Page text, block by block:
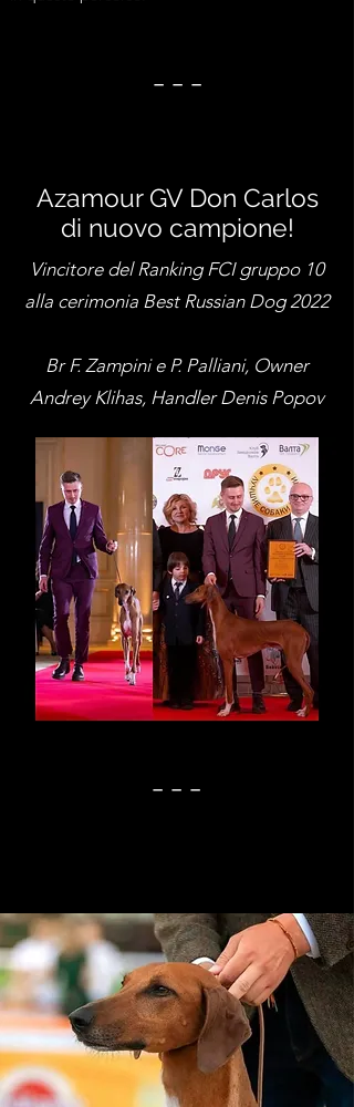
_ _ _
Azamour GV Don Carlos
di nuovo campione!
Vincitore del Ranking FCI gruppo 10
alla cerimonia Best Russian Dog 2022
Br F. Zampini e P. Palliani, Owner
Andrey Klihas, Handler Denis Popov